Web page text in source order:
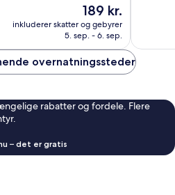
Prisen
189 kr.
189 kr.
inkluderer skatter og gebyrer
5. sep. - 6. sep.
overnatningssteder
rabatter og fordele. Flere
– det er gratis